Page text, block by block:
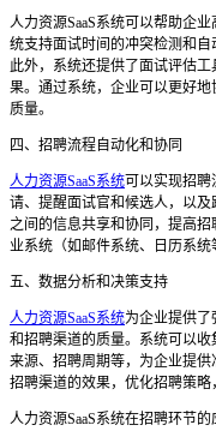
人力资源SaaS系统可以帮助企
统支持面试时间的冲突检测和自
此外，系统还提供了面试评估
果。通过系统，企业可以更好
质量。
四、招聘流程自动化和协同
人力资源SaaS系统可以实现招
请、提醒面试官和候选人，以
之间的信息共享和协同，提高
业系统（如邮件系统、日历系统
五、数据分析和决策支持
人力资源SaaS系统为企业提供
和招聘渠道的质量。系统可以
来源、招聘周期等，为企业提
招聘渠道的效果，优化招聘策略
人力资源SaaS系统在招聘环节